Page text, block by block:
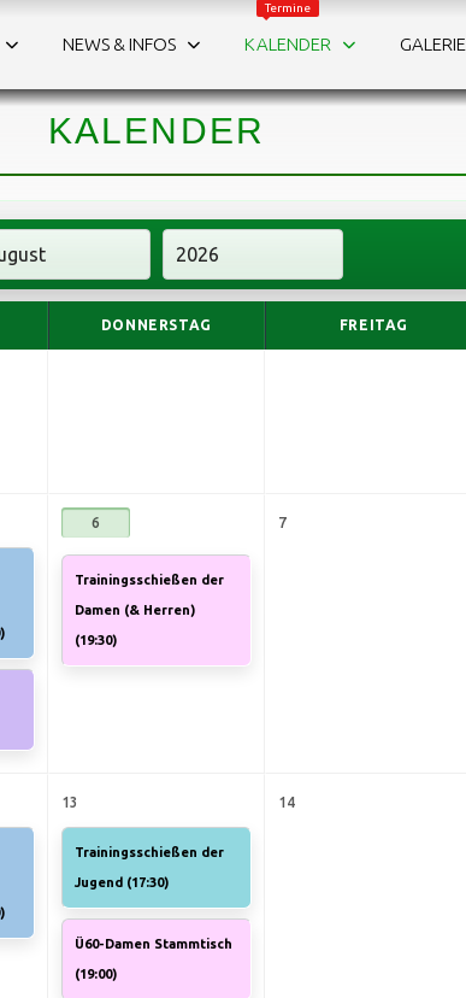
NEWS & INFOS KALENDER
Termine
GALERIE
Termine auf einen Blick.
KALENDER
DONNERSTAG FREITAG
)
6
Trainingsschießen der
Damen (& Herren)
(19:30)
7
)
13
Trainingsschießen der
Jugend (17:30)
Ü60-Damen Stammtisch
(19:00)
14